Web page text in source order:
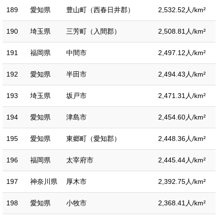
189 愛知県 豊山町（西春日井郡） 2,532.52人/km²
190 埼玉県 三芳町（入間郡） 2,508.81人/km²
191 福岡県 中間市 2,497.12人/km²
192 愛知県 半田市 2,494.43人/km²
193 埼玉県 坂戸市 2,471.31人/km²
194 愛知県 津島市 2,454.60人/km²
195 愛知県 東郷町（愛知郡） 2,448.36人/km²
196 福岡県 太宰府市 2,445.44人/km²
197 神奈川県 厚木市 2,392.75人/km²
198 愛知県 小牧市 2,368.41人/km²